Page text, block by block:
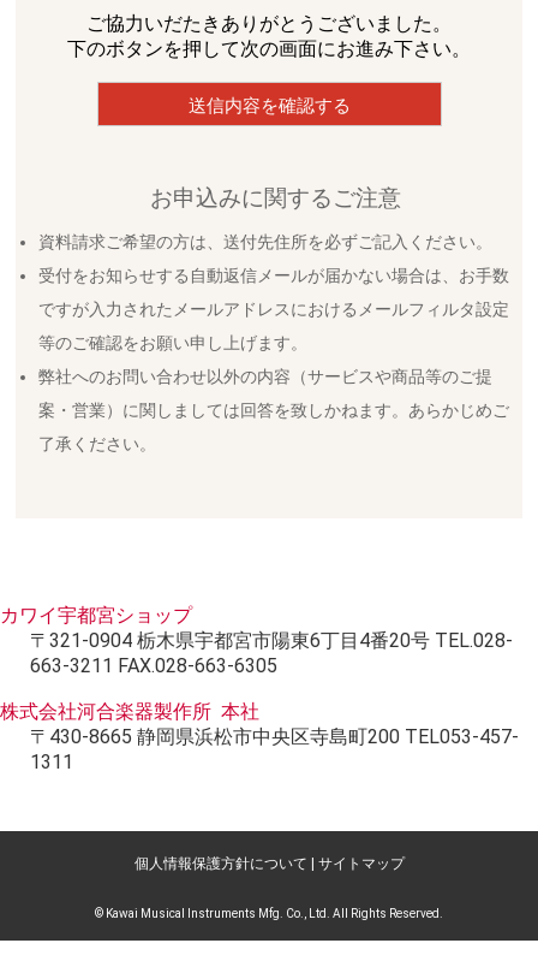
ご協力いだたきありがとうございました。
下のボタンを押して次の画面にお進み下さい。
お申込みに関するご注意
資料請求ご希望の方は、送付先住所を必ずご記入ください。
受付をお知らせする自動返信メールが届かない場合は、お手数
ですが入力されたメールアドレスにおけるメールフィルタ設定
等のご確認をお願い申し上げます。
弊社へのお問い合わせ以外の内容（サービスや商品等のご提
案・営業）に関しましては回答を致しかねます。あらかじめご
了承ください。
カワイ宇都宮ショップ
〒321-0904 栃木県宇都宮市陽東6丁目4番20号 TEL.028-
663-3211 FAX.028-663-6305
株式会社河合楽器製作所 本社
〒430-8665 静岡県浜松市中央区寺島町200 TEL053-457-
1311
個人情報保護方針について サイトマップ
© Kawai Musical Instruments Mfg. Co., Ltd. All Rights Reserved.